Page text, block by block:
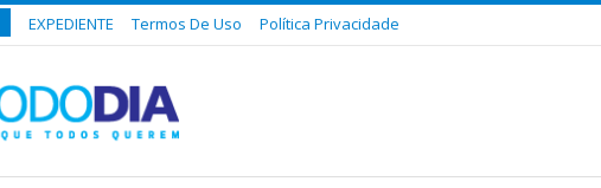
EXPEDIENTE Termos De Uso Política Privacidade